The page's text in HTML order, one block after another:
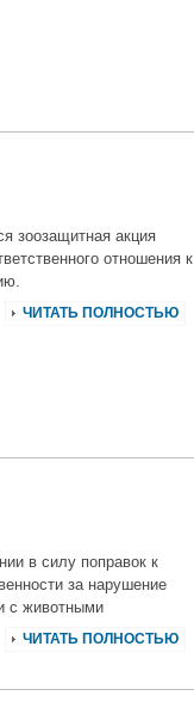
зоозащитная акция
отношения к
ЧИТАТЬ ПОЛНОСТЬЮ
в силу поправок к
за нарушение
с животными
ЧИТАТЬ ПОЛНОСТЬЮ